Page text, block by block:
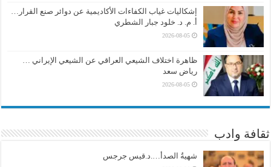
إشكاليات غياب الكفاءات الأكاديمية عن دوائر صنع القرار…
أ. م. د. خلود جبار الشطري
2026-08-05
ظاهرة اختلاف الشيعي العراقي عن الشيعي الإيراني …
رياض سعد
2026-08-05
ثقافة وادب
شهيةُ الصدأ….د.قيس جرجس